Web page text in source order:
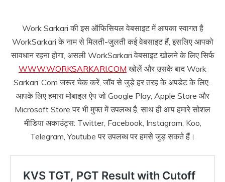
Work Sarkari की इस ऑफिसियल वेबसाइट में आपका स्वागत है
WorkSarkari के नाम से मिलती-जुलती कई वेबसाइट हैं, इसलिए आपको
सावधान रहना होगा, असली WorkSarkari वेबसाइट खोलने के लिए सिर्फ
WWW.WORKSARKARI.COM खोलें और उसके बाद Work
Sarkari .Com जरूर चेक करें, जॉब से जुड़े हर तरह के अपडेट के लिए .
आपके लिए हमारा मोबाइल ऐप जो Google Play, Apple Store और
Microsoft Store पर भी मुफ्त में उपलब्ध है, साथ ही आप हमारे सोशल
मीडिया अकाउंट्स: Twitter, Facebook, Instagram, Koo,
Telegram, Youtube पर उपलब्ध पर हमसे जुड़ सकते हैं।